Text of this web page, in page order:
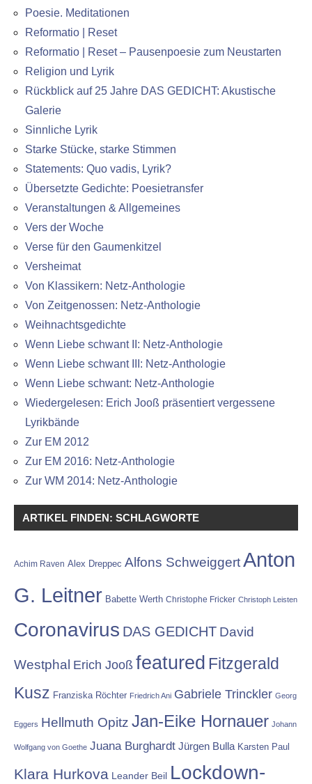
Poesie. Meditationen
Reformatio | Reset
Reformatio | Reset – Pausenpoesie zum Neustarten
Religion und Lyrik
Rückblick auf 25 Jahre DAS GEDICHT: Akustische
Galerie
Sinnliche Lyrik
Starke Stücke, starke Stimmen
Statements: Quo vadis, Lyrik?
Übersetzte Gedichte: Poesietransfer
Veranstaltungen & Allgemeines
Vers der Woche
Verse für den Gaumenkitzel
Versheimat
Von Klassikern: Netz-Anthologie
Von Zeitgenossen: Netz-Anthologie
Weihnachtsgedichte
Wenn Liebe schwant II: Netz-Anthologie
Wenn Liebe schwant III: Netz-Anthologie
Wenn Liebe schwant: Netz-Anthologie
Wiedergelesen: Erich Jooß präsentiert vergessene
Lyrikbände
Zur EM 2012
Zur EM 2016: Netz-Anthologie
Zur WM 2014: Netz-Anthologie
ARTIKEL FINDEN: SCHLAGWORTE
Achim Raven Alex Dreppec Alfons SchweiggertAnton
G. Leitner Babette Werth Christophe Fricker Christoph Leisten
Coronavirus DAS GEDICHT David
Westphal Erich Jooß featured Fitzgerald
Kusz Franziska Röchter Friedrich Ani Gabriele Trinckler Georg
Eggers Hellmuth Opitz Jan-Eike Hornauer Johann
Wolfgang von Goethe Juana Burghardt Jürgen Bulla Karsten Paul
Klara Hurkova Leander Beil Lockdown-